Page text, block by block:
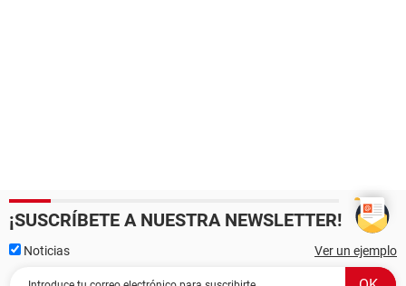
¡SUSCRÍBETE A NUESTRA NEWSLETTER!
Noticias Ver un ejemplo